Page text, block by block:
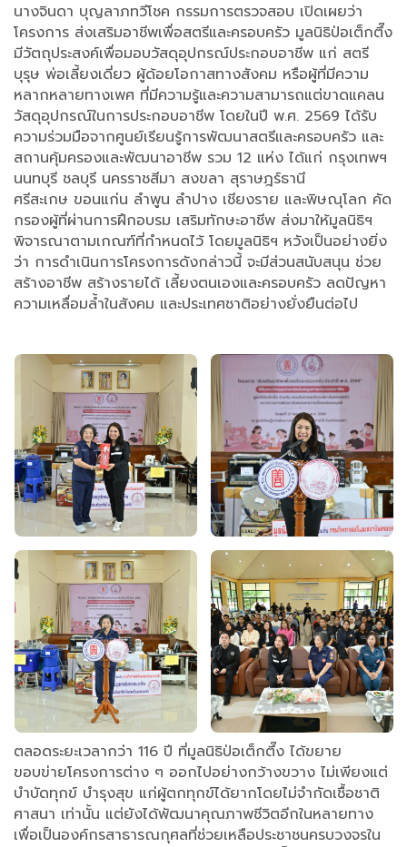
นางจินดา บุญลาภทวีโชค กรรมการตรวจสอบ เปิดเผยว่า
โครงการ ส่งเสริมอาชีพเพื่อสตรีและครอบครัว มูลนิธิป่อเต็กตึ๊ง
มีวัตถุประสงค์เพื่อมอบวัสดุอุปกรณ์ประกอบอาชีพ แก่ สตรี
บุรุษ พ่อเลี้ยงเดี่ยว ผู้ด้อยโอกาสทางสังคม หรือผู้ที่มีความ
หลากหลายทางเพศ ที่มีความรู้และความสามารถแต่ขาดแคลน
วัสดุอุปกรณ์ในการประกอบอาชีพ โดยในปี พ.ศ. 2569 ได้รับ
ความร่วมมือจากศูนย์เรียนรู้การพัฒนาสตรีและครอบครัว และ
สถานคุ้มครองและพัฒนาอาชีพ รวม 12 แห่ง ได้แก่ กรุงเทพฯ
นนทบุรี ชลบุรี นครราชสีมา สงขลา สุราษฎร์ธานี
ศรีสะเกษ ขอนแก่น ลำพูน ลำปาง เชียงราย และพิษณุโลก คัด
กรองผู้ที่ผ่านการฝึกอบรม เสริมทักษะอาชีพ ส่งมาให้มูลนิธิฯ
พิจารณาตามเกณฑ์ที่กำหนดไว้ โดยมูลนิธิฯ หวังเป็นอย่างยิ่ง
ว่า การดำเนินการโครงการดังกล่าวนี้ จะมีส่วนสนับสนุน ช่วย
สร้างอาชีพ สร้างรายได้ เลี้ยงตนเองและครอบครัว ลดปัญหา
ความเหลื่อมล้ำในสังคม และประเทศชาติอย่างยั่งยืนต่อไป
ตลอดระยะเวลากว่า 116 ปี ที่มูลนิธิป่อเต็กตึ๊ง ได้ขยาย
ขอบข่ายโครงการต่าง ๆ ออกไปอย่างกว้างขวาง ไม่เพียงแต่
บำบัดทุกข์ บำรุงสุข แก่ผู้ตกทุกข์ได้ยากโดยไม่จำกัดเชื้อชาติ
ศาสนา เท่านั้น แต่ยังได้พัฒนาคุณภาพชีวิตอีกในหลายทาง
เพื่อเป็นองค์กรสาธารณกุศลที่ช่วยเหลือประชาชนครบวงจรใน